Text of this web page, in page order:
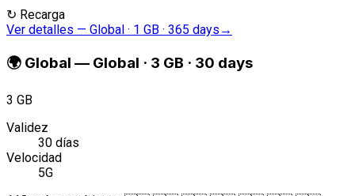
↻ Recarga
Ver detalles — Global · 1 GB · 365 days →
🌍 Global — Global · 3 GB · 30 days
3 GB
Validez
30 días
Velocidad
5G